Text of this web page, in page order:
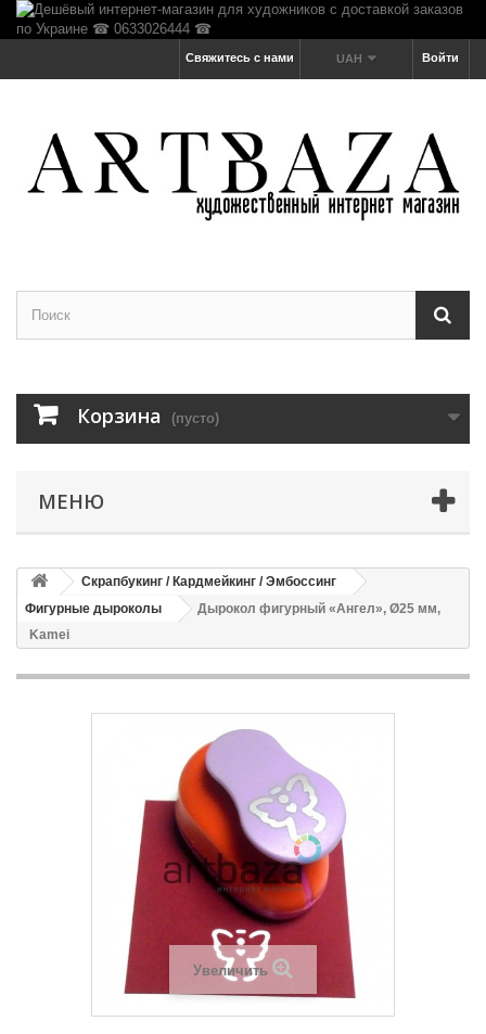
Войти
UAH
Свяжитесь с нами
Корзина (пусто)
МЕНЮ
Скрапбукинг / Кардмейкинг / Эмбоссинг
Фигурные дыроколы
Дырокол фигурный «Ангел», Ø25 мм,
Kamei
Увеличить